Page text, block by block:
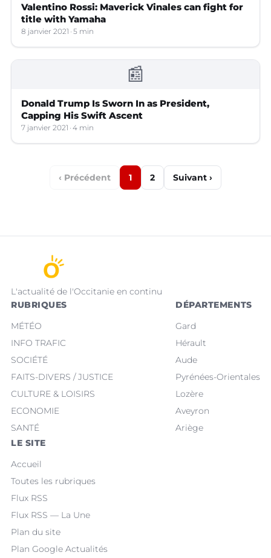
Valentino Rossi: Maverick Vinales can fight for
title with Yamaha
8 janvier 2021 5 min
📰
Donald Trump Is Sworn In as President,
Capping His Swift Ascent
7 janvier 2021 4 min
‹ Précédent 1 2 Suivant ›
L'actualité de l'Occitanie en continu
RUBRIQUES
MÉTÉO
INFO TRAFIC
SOCIÉTÉ
FAITS-DIVERS / JUSTICE
CULTURE & LOISIRS
ECONOMIE
SANTÉ
DÉPARTEMENTS
Gard
Hérault
Aude
Pyrénées-Orientales
Lozère
Aveyron
Ariège
LE SITE
Accueil
Toutes les rubriques
Flux RSS
Flux RSS — La Une
Plan du site
Plan Google Actualités